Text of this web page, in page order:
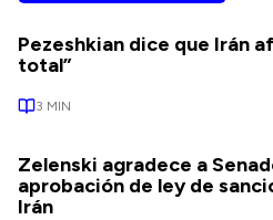
Pezeshkian dice que Irán
total”
3 MIN
Zelenski agradece a
aprobación de ley de
Irán